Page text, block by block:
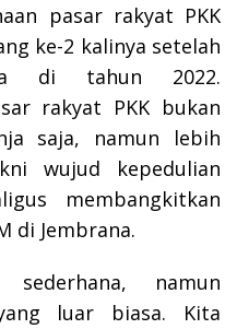
pasar rakyat PKK
ke-2 kalinya setelah
di tahun 2022.
rakyat PKK bukan
saja, namun lebih
wujud kepedulian
membangkitkan
di Jembrana.
namun
luar biasa. Kita